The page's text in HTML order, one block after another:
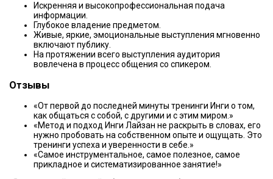
Искренняя и высокопрофессиональная подача
информации.
Глубокое владение предметом.
Живые, яркие, эмоциональные выступления мгновенно
включают публику.
На протяжении всего выступления аудитория
вовлечена в процесс общения со спикером.
Отзывы
«От первой до последней минуты тренинги Инги о том,
как общаться с собой, с другими и с этим миром.»
«Метод и подход Инги Лайзан не раскрыть в словах, его
нужно пробовать на собственном опыте и ощущать. Это
тренинги успеха и уверенности в себе.»
«Самое инструментальное, самое полезное, самое
прикладное и систематизированное занятие!»